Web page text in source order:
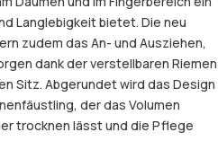
Langlebigkeit bietet. Die neu
zudem das An- und Ausziehen,
dank der verstellbaren Riemen
Sitz. Abgerundet wird das Design
der das Volumen
trocknen lässt und die Pflege